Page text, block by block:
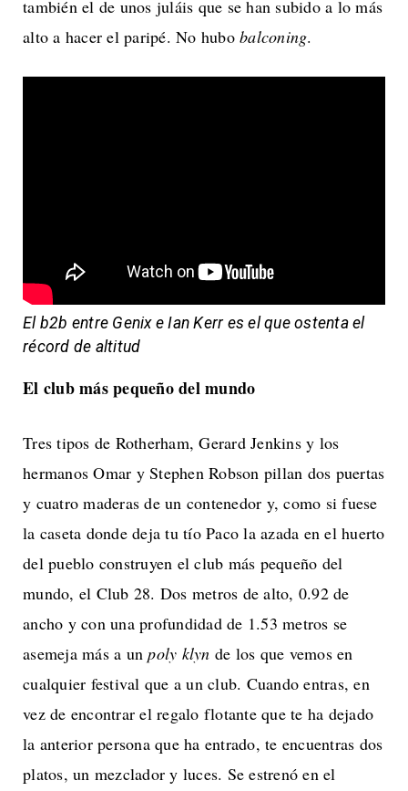
también el de unos juláis que se han subido a lo más
alto a hacer el paripé. No hubo balconing.
El b2b entre Genix e Ian Kerr es el que ostenta el
récord de altitud
El club más pequeño del mundo
Tres tipos de Rotherham, Gerard Jenkins y los
hermanos Omar y Stephen Robson pillan dos puertas
y cuatro maderas de un contenedor y, como si fuese
la caseta donde deja tu tío Paco la azada en el huerto
del pueblo construyen el club más pequeño del
mundo, el Club 28. Dos metros de alto, 0.92 de
ancho y con una profundidad de 1.53 metros se
asemeja más a unpoly klyn de los que vemos en
cualquier festival que a un club. Cuando entras, en
vez de encontrar el regalo flotante que te ha dejado
la anterior persona que ha entrado, te encuentras dos
platos, un mezclador y luces. Se estrenó en el